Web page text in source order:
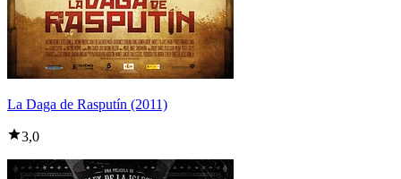
La Daga de Rasputín (2011)
3,0